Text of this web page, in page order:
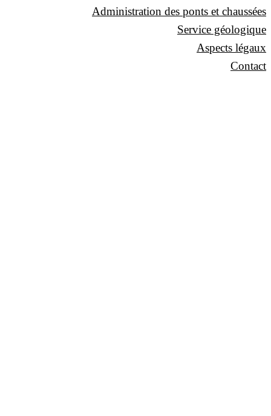
Administration des ponts et chaussées
Service géologique
Aspects légaux
Contact